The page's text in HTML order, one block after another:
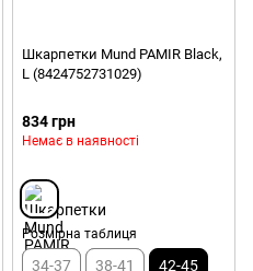
Шкарпетки Mund PAMIR Black,
L (8424752731029)
834 грн
Немає в наявності
Розмірна таблиця
34-37 38-41 42-45